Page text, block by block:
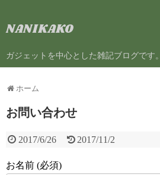
NANIKAKO
ガジェットを中心とした雑記ブログです。
ホーム
お問い合わせ
2017/6/26 2017/11/2
お名前 (必須)